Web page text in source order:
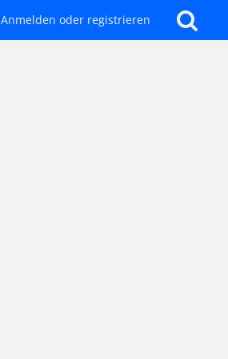
Anmelden oder registrieren